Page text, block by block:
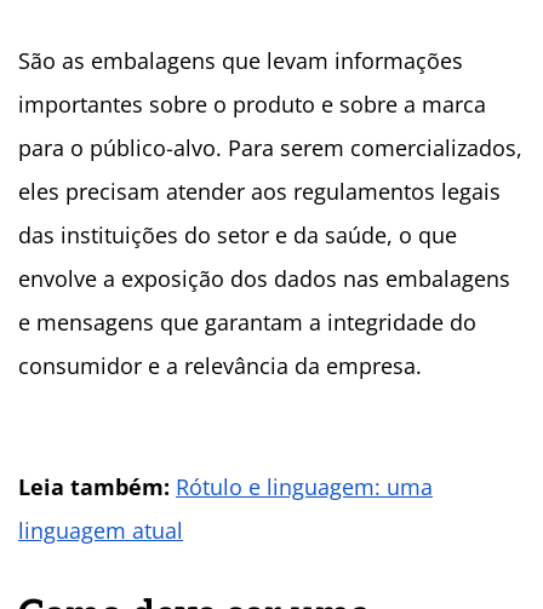
São as embalagens que levam informações
importantes sobre o produto e sobre a marca
para o público-alvo. Para serem comercializados,
eles precisam atender aos regulamentos legais
das instituições do setor e da saúde, o que
envolve a exposição dos dados nas embalagens
e mensagens que garantam a integridade do
consumidor e a relevância da empresa.
Leia também: Rótulo e linguagem: uma
linguagem atual